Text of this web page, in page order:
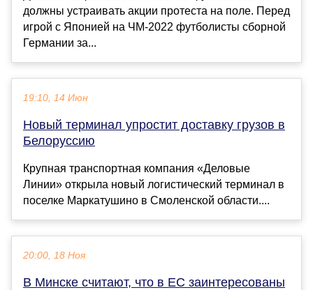
должны устраивать акции протеста на поле. Перед
игрой с Японией на ЧМ-2022 футболисты сборной
Германии за...
19:10, 14 Июн
Новый терминал упростит доставку грузов в
Белоруссию
Крупная транспортная компания «Деловые
Линии» открыла новый логистический терминал в
поселке Маркатушино в Смоленской области....
20:00, 18 Ноя
В Минске считают, что в ЕС заинтересованы